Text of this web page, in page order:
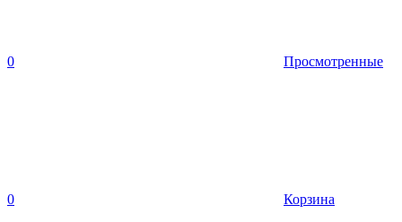
0 Просмотренные
0 Корзина